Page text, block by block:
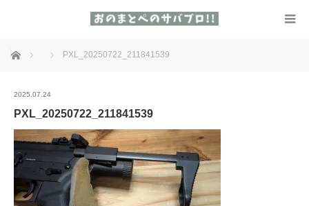
ホーム PXL_20250722_211841539
2025.07.24
PXL_20250722_211841539